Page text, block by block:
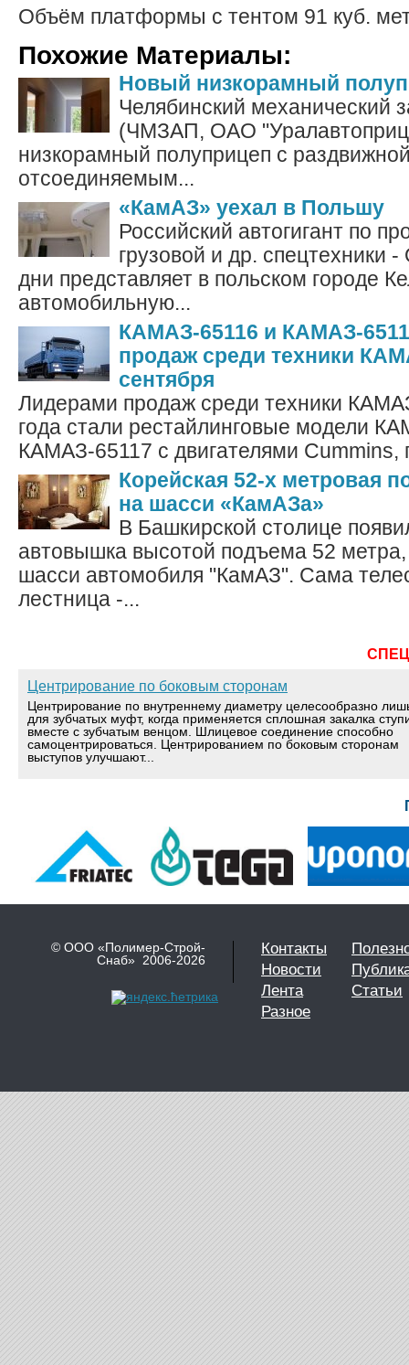
Объём платформы с тентом 91 куб.
Похожие Материалы:
Новый низкорамный
Челябинский механический
(ЧМЗАП, ОАО
низкорамный полуприцеп с
отсоединяемым...
«КамАЗ» уехал в Польшу
Российский автогигант по
грузовой и др. спецтехники
дни представляет в польском городе
автомобильную...
КАМАЗ-65116 и КАМАЗ-
продаж среди техники
сентября
Лидерами продаж среди техники
года стали рестайлинговые модели
КАМАЗ-65117 с двигателями Cummins,
Корейская 52-х метровая
на шасси «КамАЗа»
В Башкирской столице
автовышка высотой подъема 52
шасси автомобиля "КамАЗ". Сама
лестница -...
Центрирование по боковым сторонам
Центрирование по внутреннему диаметру целесообразно
для зубчатых муфт, когда применяется сплошная закалка
вместе с зубчатым венцом. Шлицевое соединение способно
самоцентрироваться. Центрированием по боковым сторонам
выступов улучшают...
© ООО «Полимер-Строй-
Снаб» 2006-2026
Контакты
Новости
Лента
Статьи
Разное